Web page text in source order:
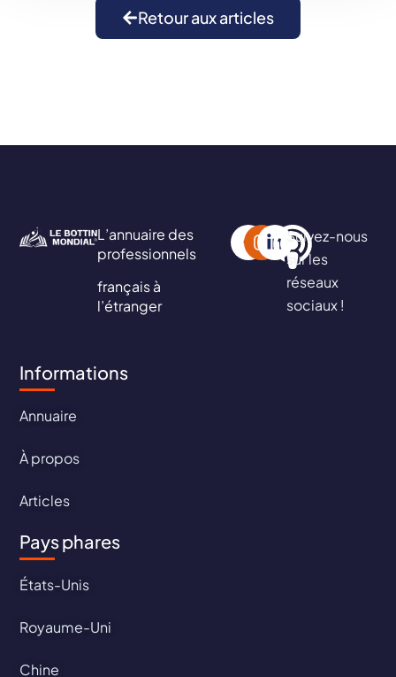
Retour aux articles
L’annuaire des
professionnels
français à
l’étranger
Suivez-nous
sur les
réseaux
sociaux !
Informations
Annuaire
À propos
Articles
Pays phares
États-Unis
Royaume-Uni
Chine